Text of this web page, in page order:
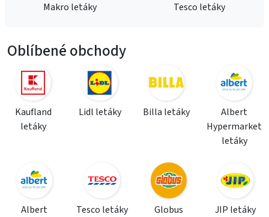
Makro letáky Tesco letáky
Oblíbené obchody
Kaufland
letáky
Lidl letáky Billa letáky
Albert
Hypermarket
letáky
Albert
Tesco letáky
Globus
JIP letáky